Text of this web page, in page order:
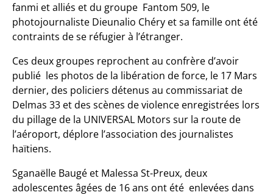
fanmi et alliés et du groupe Fantom 509, le
photojournaliste Dieunalio Chéry et sa famille ont été
contraints de se réfugier à l’étranger.
Ces deux groupes reprochent au confrère d’avoir
publié les photos de la libération de force, le 17 Mars
dernier, des policiers détenus au commissariat de
Delmas 33 et des scènes de violence enregistrées lors
du pillage de la UNIVERSAL Motors sur la route de
l’aéroport, déplore l’association des journalistes
haïtiens.
Sganaëlle Baugé et Malessa St-Preux, deux
adolescentes âgées de 16 ans ont été enlevées dans